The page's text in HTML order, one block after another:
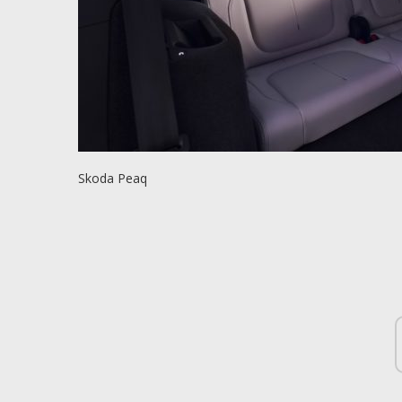
Skoda Peaq